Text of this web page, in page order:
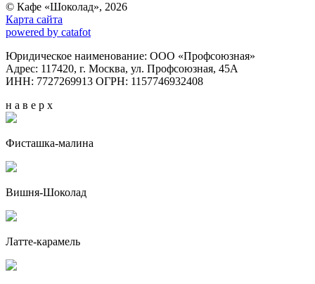
© Кафе «Шоколад», 2026
Карта сайта
powered by catafot
Юридическое наименование: ООО «Профсоюзная»
Адрес: 117420, г. Москва, ул. Профсоюзная, 45А
ИНН: 7727269913 ОГРН: 1157746932408
н а в е р х
Фисташка-малина
Вишня-Шоколад
Латте-карамель